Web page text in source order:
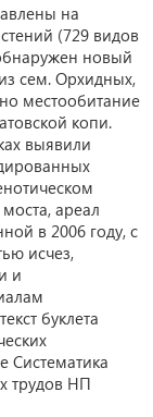
на
(729 видов
новый
сем. Орхидных,
местообитание
копи.
выявили
ареал
в 2006 году, с
исчез,
и
буклета
Систематика
трудов НП